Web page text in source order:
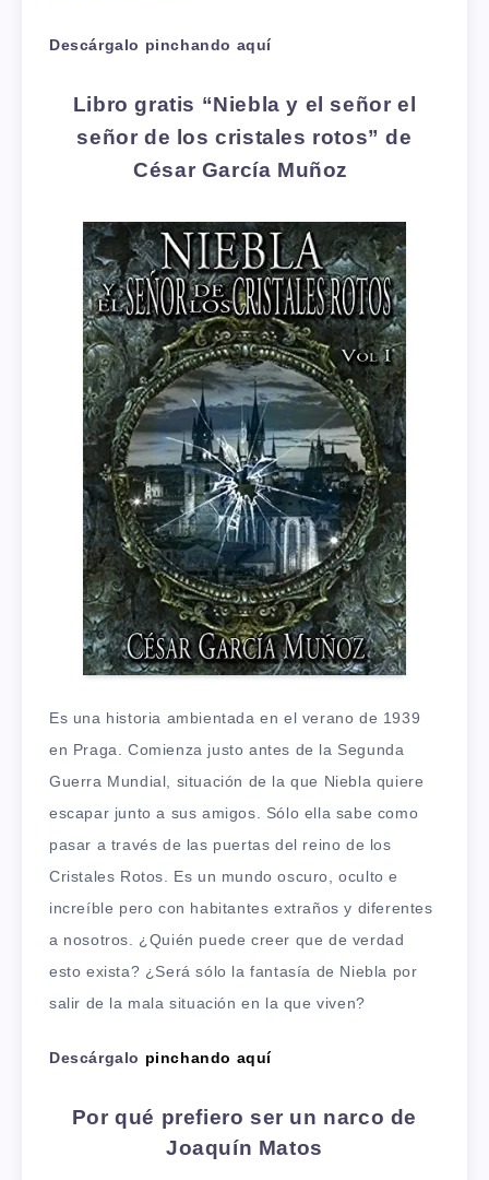
Descárgalo pinchando aquí
Libro gratis “Niebla y el señor el
señor de los cristales rotos” de
César García Muñoz
Es una historia ambientada en el verano de 1939
en Praga. Comienza justo antes de la Segunda
Guerra Mundial, situación de la que Niebla quiere
escapar junto a sus amigos. Sólo ella sabe como
pasar a través de las puertas del reino de los
Cristales Rotos. Es un mundo oscuro, oculto e
increíble pero con habitantes extraños y diferentes
a nosotros. ¿Quién puede creer que de verdad
esto exista? ¿Será sólo la fantasía de Niebla por
salir de la mala situación en la que viven?
Descárgalo pinchando aquí
Por qué prefiero ser un narco de
Joaquín Matos